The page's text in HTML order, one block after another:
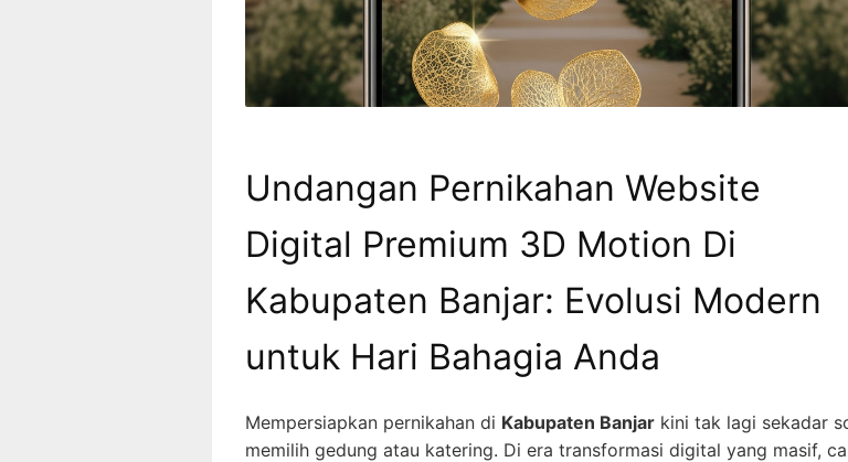
Undangan Pernikahan Website
Digital Premium 3D Motion Di
Kabupaten Banjar: Evolusi Modern
untuk Hari Bahagia Anda
Mempersiapkan pernikahan di Kabupaten Banjar kini tak lagi sekadar
memilih gedung atau katering. Di era transformasi digital yang masif,